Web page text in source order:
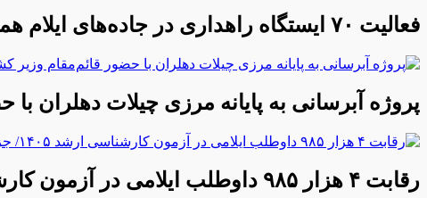
فعالیت ۷۰ ایستگاه راهداری در جاده‌های ایلام همزمان با تردد زائران اربعین
پروژه آبرسانی به پایانه مرزی چیلات دهلران
رقابت ۴ هزار ۹۸۵ داوطلب ایلامی در آزمون کارشناسی ارشد ۱۴۰۵/ جزئیات حوزه‌های برگزاری اعلام شد